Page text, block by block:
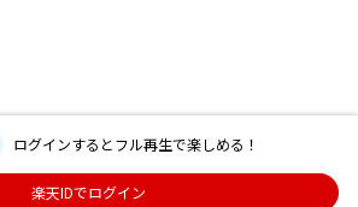
ログインするとフル再生で楽しめる！
楽天IDでログイン